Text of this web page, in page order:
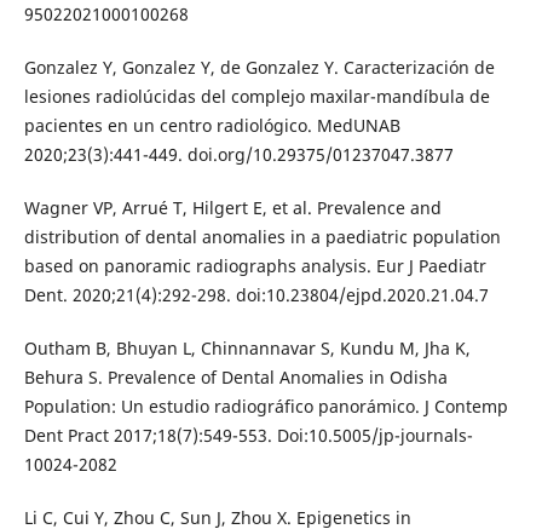
95022021000100268
Gonzalez Y, Gonzalez Y, de Gonzalez Y. Caracterización de
lesiones radiolúcidas del complejo maxilar-mandíbula de
pacientes en un centro radiológico. MedUNAB
2020;23(3):441-449. doi.org/10.29375/01237047.3877
Wagner VP, Arrué T, Hilgert E, et al. Prevalence and
distribution of dental anomalies in a paediatric population
based on panoramic radiographs analysis. Eur J Paediatr
Dent. 2020;21(4):292-298. doi:10.23804/ejpd.2020.21.04.7
Outham B, Bhuyan L, Chinnannavar S, Kundu M, Jha K,
Behura S. Prevalence of Dental Anomalies in Odisha
Population: Un estudio radiográfico panorámico. J Contemp
Dent Pract 2017;18(7):549-553. Doi:10.5005/jp-journals-
10024-2082
Li C, Cui Y, Zhou C, Sun J, Zhou X. Epigenetics in